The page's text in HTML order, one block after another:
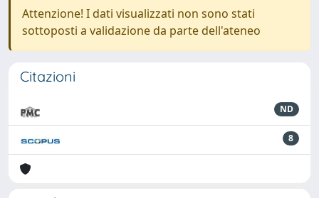
Attenzione! I dati visualizzati non sono stati
sottoposti a validazione da parte dell'ateneo
Citazioni
ND
8